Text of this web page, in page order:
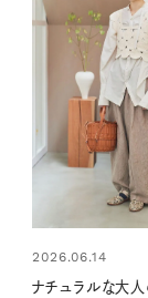
2026.06.14
ナチュラルな大人